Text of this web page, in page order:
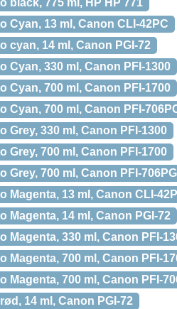
black, 775 ml, HP HP 771
Cyan, 13 ml, Canon CLI-42PC
cyan, 14 ml, Canon PGI-72
Cyan, 330 ml, Canon PFI-1300
Cyan, 700 ml, Canon PFI-1700
Cyan, 700 ml, Canon PFI-
Grey, 330 ml, Canon PFI-1300
Grey, 700 ml, Canon PFI-1700
Grey, 700 ml, Canon PFI-
Magenta, 13 ml, Canon CLI-
Magenta, 14 ml, Canon PGI-72
Magenta, 330 ml, Canon PFI-
Magenta, 700 ml, Canon PFI-
Magenta, 700 ml, Canon PFI-
14 ml, Canon PGI-72